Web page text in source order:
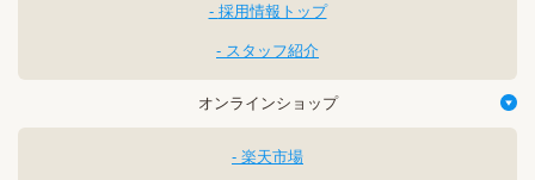
採用情報トップ
スタッフ紹介
オンラインショップ
楽天市場